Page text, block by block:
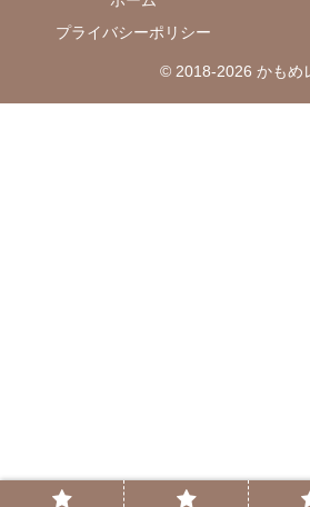
プライバシーポリシー
© 2018-2026 かもめ